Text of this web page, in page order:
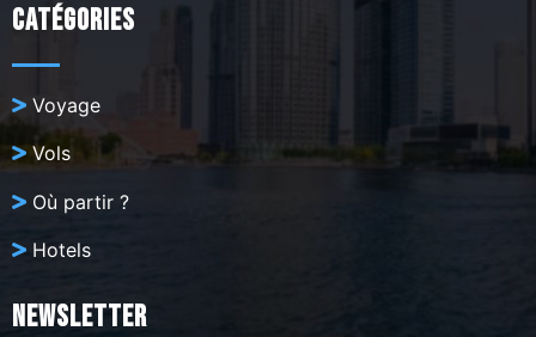
Catégories
Voyage
Vols
Où partir ?
Hotels
Newsletter